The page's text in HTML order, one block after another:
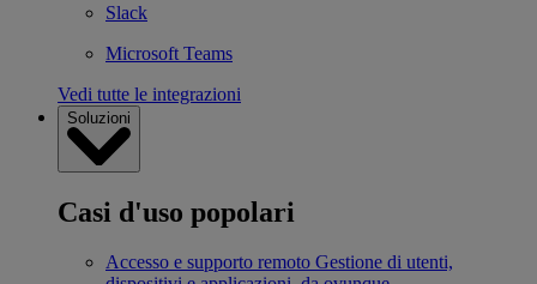
Slack
Microsoft Teams
Vedi tutte le integrazioni
Soluzioni
Casi d'uso popolari
Accesso e supporto remoto Gestione di utenti,